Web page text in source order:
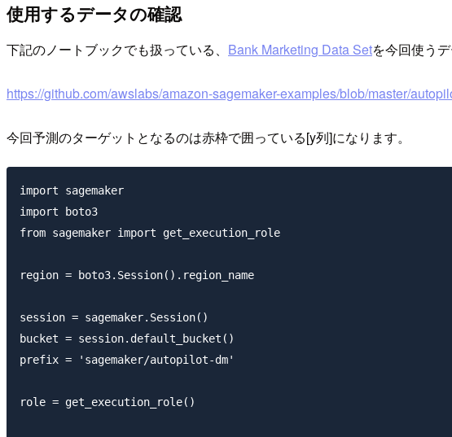
使用するデータの確認
下記のノートブックでも扱っている、 Bank Marketing Data Setを今回使う
https://github.com/awslabs/amazon-sagemaker-examples/blob/master/
今回予測のターゲットとなるのは赤枠で囲っている[y列]になります。
import sagemaker
import boto3
from sagemaker import get_execution_role
region = boto3.Session().region_name
session = sagemaker.Session()
bucket = session.default_bucket()
prefix = 'sagemaker/autopilot-dm'
role = get_execution_role()